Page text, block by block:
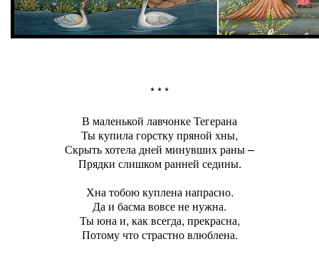
* * *
В маленькой лавчонке Тегерана
Ты купила горстку пряной хны,
Скрыть хотела дней минувших раны –
Прядки слишком ранней седины.
Хна тобою куплена напрасно.
Да и басма вовсе не нужна.
Ты юна и, как всегда, прекрасна,
Потому что страстно влюблена.